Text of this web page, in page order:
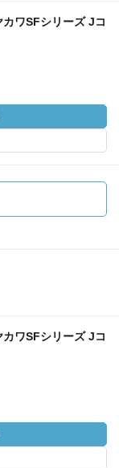
ワSFシリーズ Jコ
ワSFシリーズ Jコ